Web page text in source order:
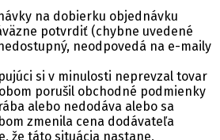
na dobierku objednávku
potvrdiť (chybne uvedené
neodpovedá na e-maily
si v minulosti neprevzal tovar
porušil obchodné podmienky
alebo nedodáva alebo sa
zmenila cena dodávateľa
že táto situácia nastane,